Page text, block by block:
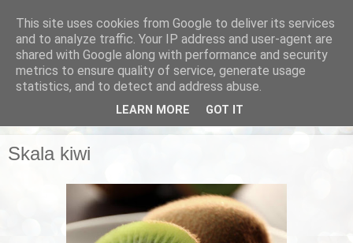
Smarta vardagstips
Husmorstips, tricks och knep, smarta lösningar!
Skala kiwi
This site uses cookies from Google to deliver its services
and to analyze traffic. Your IP address and user-agent are
shared with Google along with performance and security
metrics to ensure quality of service, generate usage
statistics, and to detect and address abuse.
LEARN MORE GOT IT